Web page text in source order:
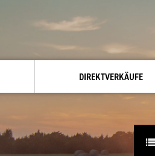
DIREKTVERKÄUFE